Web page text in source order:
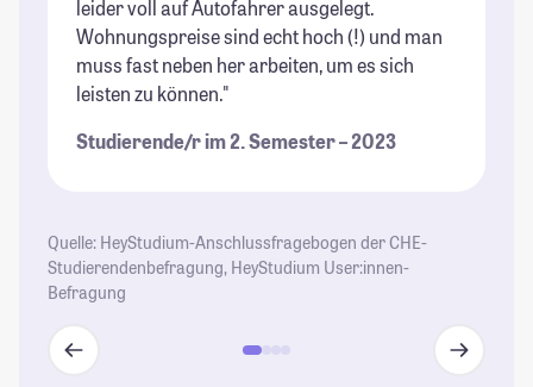
leider voll auf Autofahrer ausgelegt.
Wohnungspreise sind echt hoch (!) und man
muss fast neben her arbeiten, um es sich
leisten zu können."
Studierende/r im 2. Semester – 2023
Quelle: HeyStudium-Anschlussfragebogen der CHE-
Studierendenbefragung, HeyStudium User:innen-
Befragung